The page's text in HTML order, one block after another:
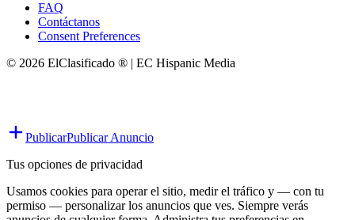
FAQ
Contáctanos
Consent Preferences
© 2026 ElClasificado ® | EC Hispanic Media
PublicarPublicar Anuncio
Tus opciones de privacidad
Usamos cookies para operar el sitio, medir el tráfico y — con tu
permiso — personalizar los anuncios que ves. Siempre verás